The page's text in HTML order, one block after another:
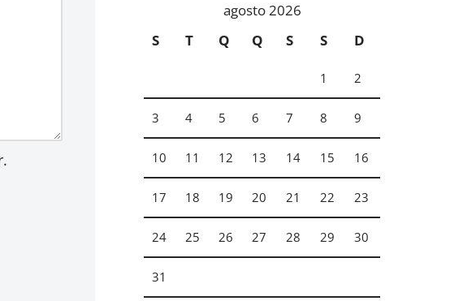
agosto 2026
S
T Q Q S S D
1 2
3 4 5 6 7 8 9
10 11 12 13 14 15 16
17 18 19 20 21 22 23
24 25 26 27 28 29 30
31